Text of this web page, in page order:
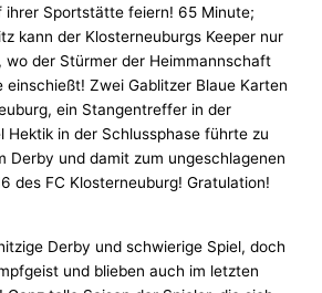
ihrer Sportstätte feiern! 65 Minute;
kann der Klosterneuburgs Keeper nur
wo der Stürmer der Heimmannschaft
einschießt! Zwei Gablitzer Blaue Karten
ein Stangentreffer in der
Hektik in der Schlussphase führte zu
Derby und damit zum ungeschlagenen
des FC Klosterneuburg! Gratulation!
Derby und schwierige Spiel, doch
und blieben auch im letzten